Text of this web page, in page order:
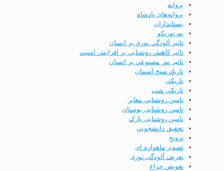
پروانه
پروانه‌های پادشاه
پستانداران
پورتوریکو
تاثير آلودگي نوري بر انسان
تاثير كاهش روشنايي بر افزايش امنيت
تاثير نور مصنوعي بر انسان
تاريك سنج آسمان
تاریکی
تاریکی شب
تامين روشنايي معابر
تامین روشنایی بوستان
تامین روشنایی پارک
تحقيق دانشجويي
ترویج
تصویر ماهواره ای
تعریف آلودگی نوری
تعویض چراغ